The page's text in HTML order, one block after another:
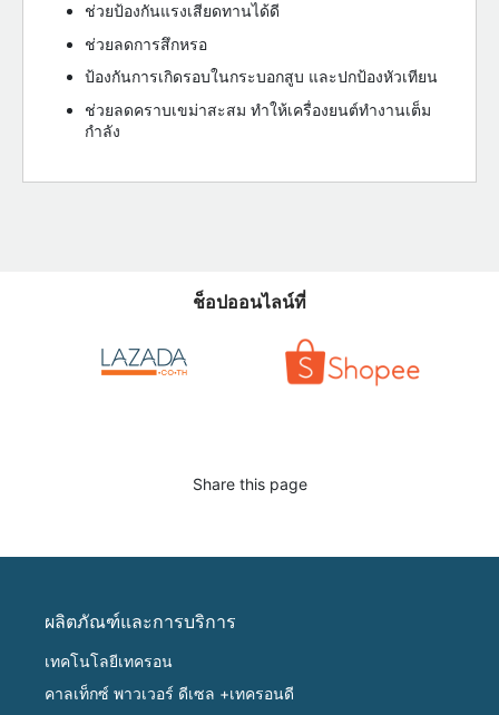
ช่วยป้องกันแรงเสียดทานได้ดี
ช่วยลดการสึกหรอ
ป้องกันการเกิดรอบในกระบอกสูบ และปกป้องหัวเทียน
ช่วยลดคราบเขม่าสะสม ทำให้เครื่องยนต์ทำงานเต็ม
กำลัง
ช็อปออนไลน์ที่
Share this page
ผลิตภัณฑ์และการบริการ
เทคโนโลยีเทครอน
คาลเท็กซ์ พาวเวอร์ ดีเซล +เทครอนดี